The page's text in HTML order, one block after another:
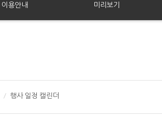
이용안내 미리보기
행사 일정 캘린더